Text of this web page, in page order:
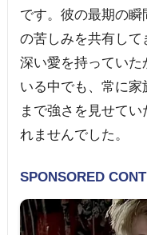
です。彼の最期の
の苦しみを共有し
深い愛を持ってい
いる中でも、常に
まで強さを見せて
れませんでした。